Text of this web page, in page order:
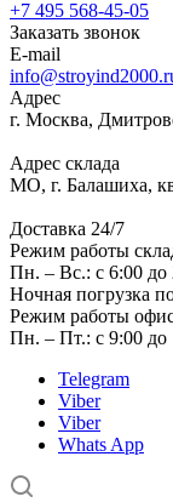
+7 495 568-45-05
Заказать звонок
E-mail
Адрес
г. Москва,
Адрес склада
МО, г. Балашиха,
Доставка 24/7
Режим работы
Пн. – Вс.: с 6:00 до
Ночная погрузка
Режим работы
Пн. – Пт.: с 9:00 до
Telegram
Viber
Viber
Whats App